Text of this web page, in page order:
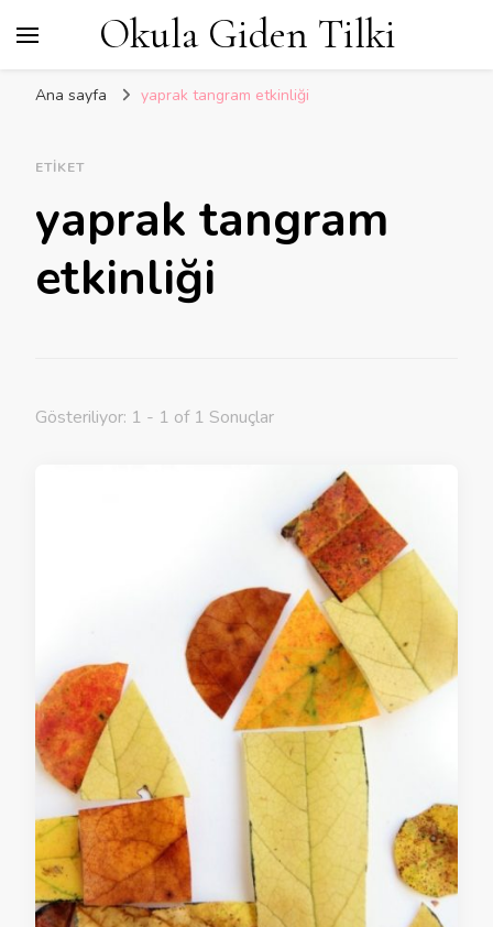
Okula Giden Tilki
Ana sayfa yaprak tangram etkinliği
ETIKET
yaprak tangram
etkinliği
Gösteriliyor: 1 - 1 of 1 Sonuçlar